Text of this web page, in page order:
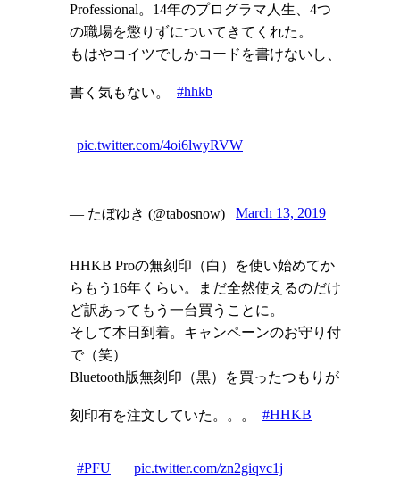
Professional。14年のプログラマ人生、4つ
の職場を懲りずについてきてくれた。
もはやコイツでしかコードを書けないし、
書く気もない。 #hhkb
pic.twitter.com/4oi6lwyRVW
— たぼゆき (@tabosnow) March 13, 2019
HHKB Proの無刻印（白）を使い始めてか
らもう16年くらい。まだ全然使えるのだけ
ど訳あってもう一台買うことに。
そして本日到着。キャンペーンのお守り付
で（笑）
Bluetooth版無刻印（黒）を買ったつもりが
刻印有を注文していた。。。 #HHKB
#PFU pic.twitter.com/zn2giqvc1j